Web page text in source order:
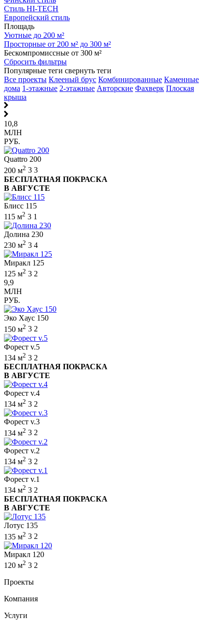
Стиль HI-TECH
Европейский стиль
Площадь
Уютные до 200 м²
Просторные от 200 м² до 300 м²
Бескомпромиссные от 300 м²
Сбросить фильтры
Популярные теги свернуть теги
Все проекты Клееный брус Комбинированные Каменные
дома 1-этажные 2-этажные Авторские Фахверк Плоская
крыша
10,8
МЛН
РУБ.
Quattro 200
200 м2 3 3
БЕСПЛАТНАЯ ПОКРАСКА
В АВГУСТЕ
Блисс 115
115 м2 3 1
Долина 230
230 м2 3 4
Миракл 125
125 м2 3 2
9,9
МЛН
РУБ.
Эко Хаус 150
150 м2 3 2
Форест v.5
134 м2 3 2
БЕСПЛАТНАЯ ПОКРАСКА
В АВГУСТЕ
Форест v.4
134 м2 3 2
Форест v.3
134 м2 3 2
Форест v.2
134 м2 3 2
Форест v.1
134 м2 3 2
БЕСПЛАТНАЯ ПОКРАСКА
В АВГУСТЕ
Лотус 135
135 м2 3 2
Миракл 120
120 м2 3 2
Проекты
Компания
Услуги